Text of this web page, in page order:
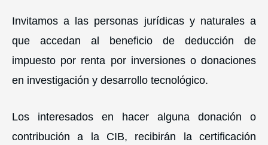
Invitamos a las personas jurídicas y naturales a
que accedan al beneficio de deducción de
impuesto por renta por inversiones o donaciones
en investigación y desarrollo tecnológico.
Los interesados en hacer alguna donación o
contribución a la CIB, recibirán la certificación